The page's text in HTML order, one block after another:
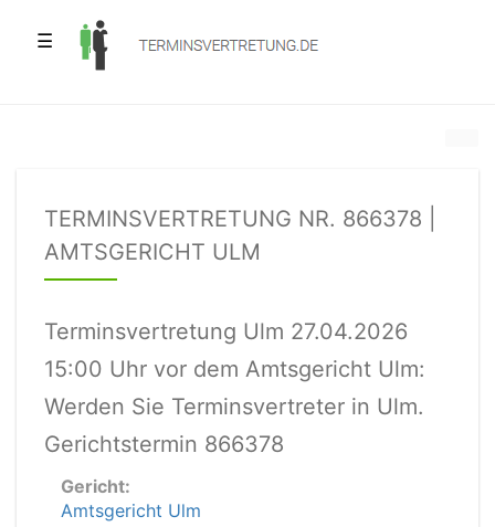
☰
TERMINSVERTRETUNG NR. 866378 |
AMTSGERICHT ULM
Terminsvertretung Ulm 27.04.2026
15:00 Uhr vor dem Amtsgericht Ulm:
Werden Sie Terminsvertreter in Ulm.
Gerichtstermin 866378
Gericht:
Amtsgericht Ulm